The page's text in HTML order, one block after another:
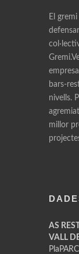
El
bars-
nivells.
millor
AS
VALL